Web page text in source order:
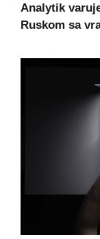
Analytik
Ruskom sa